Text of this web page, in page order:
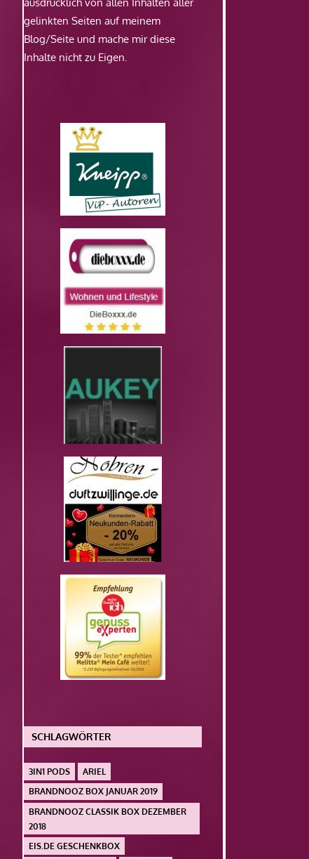
gelinkten Seiten auf meinem
Blog/Seite und mache mir diese
Inhalte nicht zu Eigen.
SCHLAGWÖRTER
3IN1 PODS
ARIEL
BRANDNOOZ BOX JANUAR 2019
BRANDNOOZ CLASSIK BOX DEZEMBER
2018
EIS.DE GESCHENKBOX